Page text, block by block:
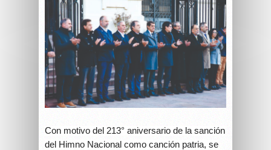
Con motivo del 213° aniversario de la sanción
del Himno Nacional como canción patria, se